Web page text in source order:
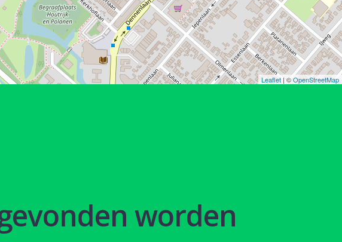
Leaflet | ©OpenStreetMap
worden